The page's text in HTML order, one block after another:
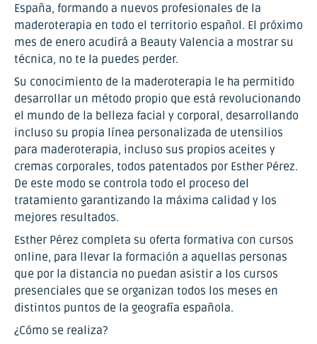
España, formando a nuevos profesionales de la
maderoterapia en todo el territorio español. El próximo
mes de enero acudirá a Beauty Valencia a mostrar su
técnica, no te la puedes perder.
Su conocimiento de la maderoterapia le ha permitido
desarrollar un método propio que está revolucionando
el mundo de la belleza facial y corporal, desarrollando
incluso su propia línea personalizada de utensilios
para maderoterapia, incluso sus propios aceites y
cremas corporales, todos patentados por Esther Pérez.
De este modo se controla todo el proceso del
tratamiento garantizando la máxima calidad y los
mejores resultados.
Esther Pérez completa su oferta formativa con cursos
online, para llevar la formación a aquellas personas
que por la distancia no puedan asistir a los cursos
presenciales que se organizan todos los meses en
distintos puntos de la geografía española.
¿Cómo se realiza?